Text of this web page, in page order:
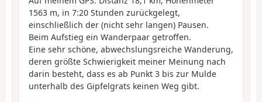
1563 m, in 7:20 Stunden zurückgelegt,
einschließlich der (nicht sehr langen) Pausen.
Beim Aufstieg ein Wanderpaar getroffen.
Eine sehr schöne, abwechslungsreiche Wanderung,
deren größte Schwierigkeit meiner Meinung nach
darin besteht, dass es ab Punkt 3 bis zur Mulde
unterhalb des Gipfelgrats keinen Weg gibt.